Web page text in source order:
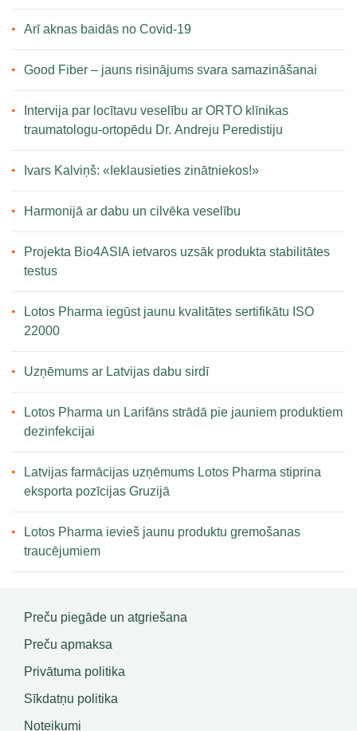
Arī aknas baidās no Covid-19
Good Fiber – jauns risinājums svara samazināšanai
Intervija par locītavu veselību ar ORTO klīnikas
traumatologu-ortopēdu Dr. Andreju Peredistiju
Ivars Kalviņš: «Ieklausieties zinātniekos!»
Harmonijā ar dabu un cilvēka veselību
Projekta Bio4ASIA ietvaros uzsāk produkta stabilitātes
testus
Lotos Pharma iegūst jaunu kvalitātes sertifikātu ISO
22000
Uzņēmums ar Latvijas dabu sirdī
Lotos Pharma un Larifāns strādā pie jauniem produktiem
dezinfekcijai
Latvijas farmācijas uzņēmums Lotos Pharma stiprina
eksporta pozīcijas Gruzijā
Lotos Pharma ievieš jaunu produktu gremošanas
traucējumiem
Preču piegāde un atgriešana
Preču apmaksa
Privātuma politika
Sīkdatņu politika
Noteikumi